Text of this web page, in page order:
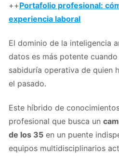
++Portafolio profesional:
experiencia laboral
El dominio de la inteligencia
datos es más potente
sabiduría operativa de quien
el pasado.
Este híbrido de
profesional que busca un
de los 35 en un puente
equipos multidisciplinarios